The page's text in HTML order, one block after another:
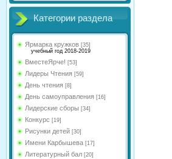
Категории раздела
Ярмарка кружков [35]
учебный год 2018-2019
ВместеЯрче! [53]
Лидеры Чтения [59]
День чтения [8]
День самоуправления [16]
Лидерские сборы [34]
Конкурс [19]
Рисунки детей [30]
Имени Карбышева [17]
Литературный бал [20]